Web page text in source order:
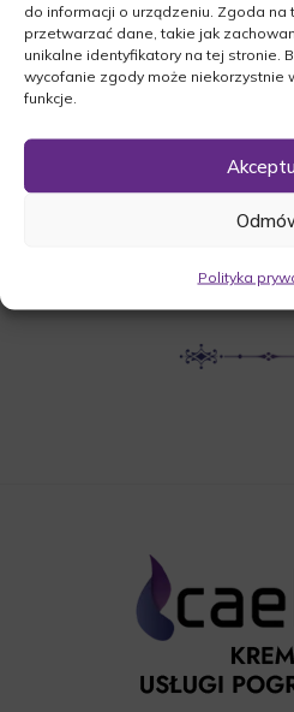
do informacji o urządzeniu. Zgoda
przetwarzać dane, takie jak
unikalne identyfikatory na tej stronie.
wycofanie zgody może niekorzystnie
funkcje.
Polityka
bez
66-440
UDOSTĘPNIJ